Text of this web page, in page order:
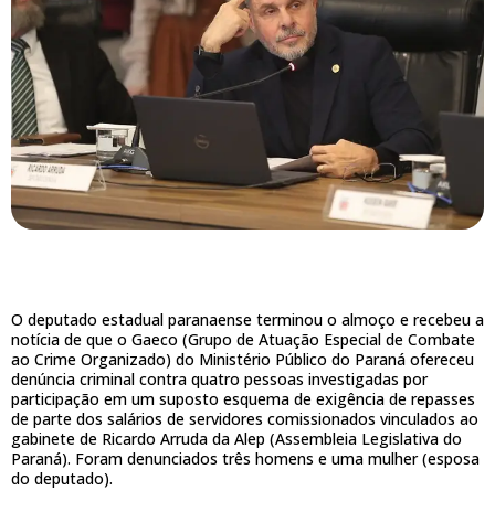
O deputado estadual paranaense terminou o almoço e recebeu a
notícia de que o Gaeco (Grupo de Atuação Especial de Combate
ao Crime Organizado) do Ministério Público do Paraná ofereceu
denúncia criminal contra quatro pessoas investigadas por
participação em um suposto esquema de exigência de repasses
de parte dos salários de servidores comissionados vinculados ao
gabinete de Ricardo Arruda da Alep (Assembleia Legislativa do
Paraná). Foram denunciados três homens e uma mulher (esposa
do deputado).